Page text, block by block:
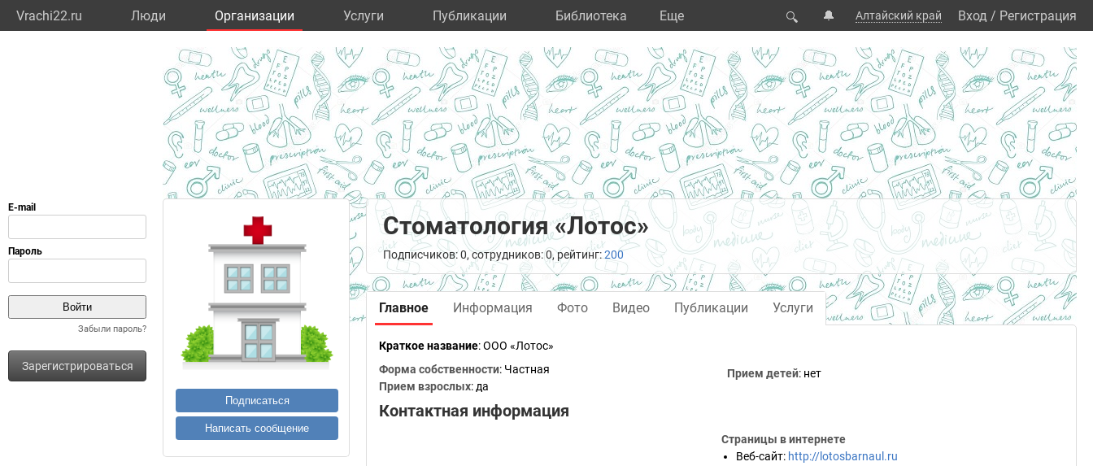
Vrachi22.ru Люди Организации Услуги Публикации Библиотека Eще 🔍 🔔 Алтайский край Вход / Регистрация
Забыли пароль?
Зарегистрироваться
Подписаться
Написать сообщение
Стоматология «Лотос»
Подписчиков: 0, сотрудников: 0, рейтинг:200
Главное Информация Фото Видео Публикации Услуги
Краткое название:ООО «Лотос»
Форма собственности: Частная
Прием взрослых: да
Прием детей: нет
Контактная информация
Страницы в интернете
Веб-сайт: http://lotosbarnaul.ru